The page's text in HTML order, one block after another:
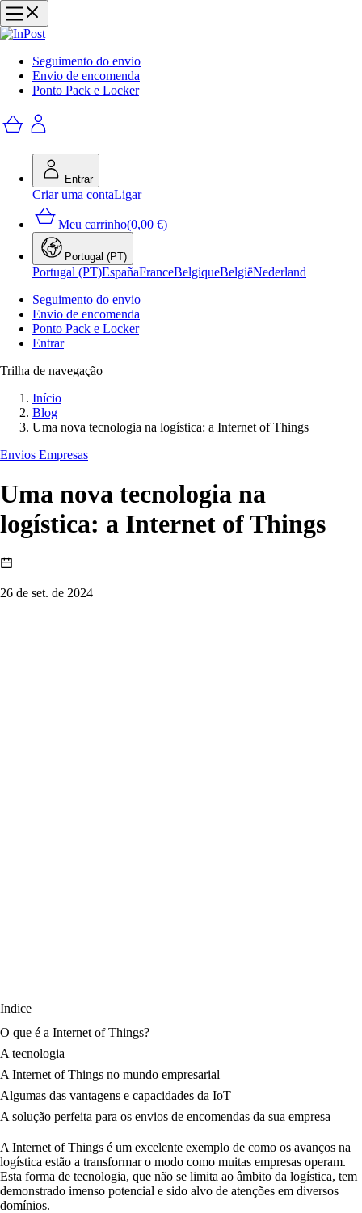
Seguimento do envio
Envio de encomenda
Ponto Pack e Locker
Entrar
Criar uma contaLigar
Meu carrinho(0,00 €)
Portugal (PT)
Portugal (PT)EspañaFranceBelgiqueBelgiëNederland
Seguimento do envio
Envio de encomenda
Ponto Pack e Locker
Entrar
Trilha de navegação
Início
Blog
Uma nova tecnologia na logística: a Internet of Things
Envios Empresas
Uma nova tecnologia na
logística: a Internet of Things
26 de set. de 2024
Índice
O que é a Internet of Things?
A tecnologia
A Internet of Things no mundo empresarial
Algumas das vantagens e capacidades da IoT
A solução perfeita para os envios de encomendas da sua empresa
A Internet of Things é um excelente exemplo de como os avanços na
logística estão a transformar o modo como muitas empresas operam.
Esta forma de tecnologia, que não se limita ao âmbito da logística, tem
demonstrado imenso potencial e sido alvo de atenções em diversos
domínios.